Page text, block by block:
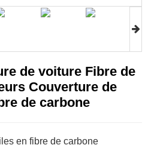
de voiture Fibre de
Couverture de
de carbone
en fibre de carbone